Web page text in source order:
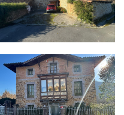
VILLACHICA - ZABALLA 13.jpg